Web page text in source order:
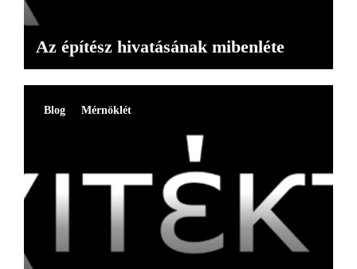
Az építész hivatásának mibenléte
Blog Mérnöklét